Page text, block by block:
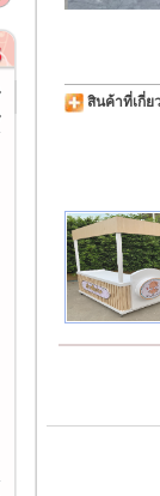
สินค้าที่เกี่ย